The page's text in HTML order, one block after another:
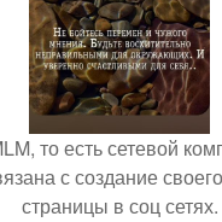
то есть сетевой
с создание
страницы в соц сетях.